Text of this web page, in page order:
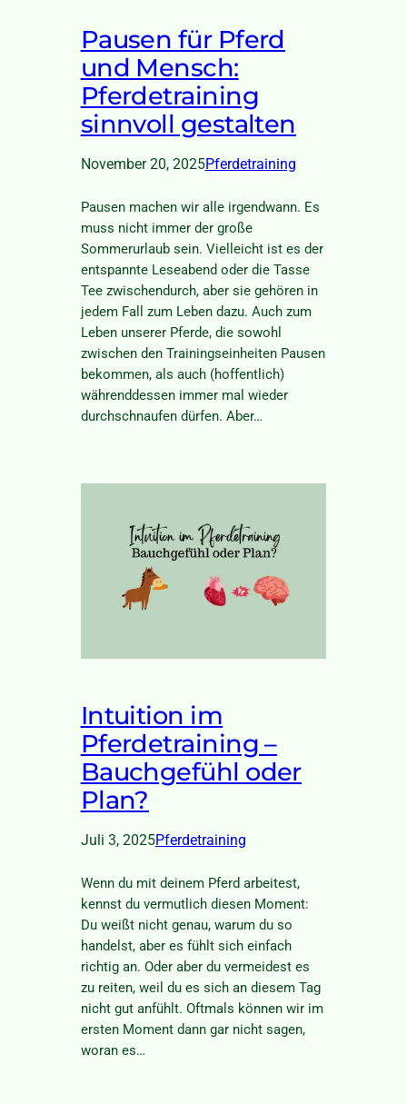
Pausen für Pferd
und Mensch:
Pferdetraining
sinnvoll gestalten
November 20, 2025Pferdetraining
Pausen machen wir alle irgendwann. Es
muss nicht immer der große
Sommerurlaub sein. Vielleicht ist es der
entspannte Leseabend oder die Tasse
Tee zwischendurch, aber sie gehören in
jedem Fall zum Leben dazu. Auch zum
Leben unserer Pferde, die sowohl
zwischen den Trainingseinheiten Pausen
bekommen, als auch (hoffentlich)
währenddessen immer mal wieder
durchschnaufen dürfen. Aber…
Intuition im
Pferdetraining –
Bauchgefühl oder
Plan?
Juli 3, 2025Pferdetraining
Wenn du mit deinem Pferd arbeitest,
kennst du vermutlich diesen Moment:
Du weißt nicht genau, warum du so
handelst, aber es fühlt sich einfach
richtig an. Oder aber du vermeidest es
zu reiten, weil du es sich an diesem Tag
nicht gut anfühlt. Oftmals können wir im
ersten Moment dann gar nicht sagen,
woran es…